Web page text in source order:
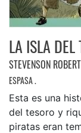
LA ISLA
STEVENSON
ESPASA .
Esta es una
del tesoro y
piratas eran